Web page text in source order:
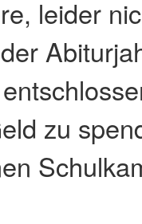
leider
zu